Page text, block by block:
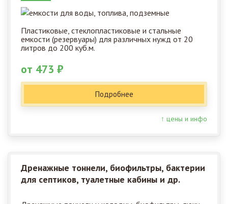
Пластиковые, стеклопластиковые и стальные
емкости (резервуары) для различных нужд от 20
литров до 200 куб.м.
от 473 ₽
Подробнее
↑ цены и инфо
Дренажные тоннели, биофильтры, бактерии
для септиков, туалетные кабины и др.